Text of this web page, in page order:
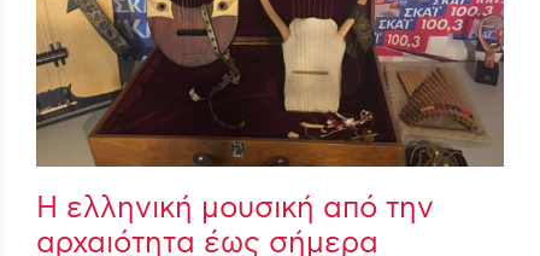
Η ελληνική μουσική από την
αρχαιότητα έως σήμερα